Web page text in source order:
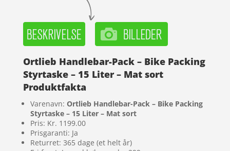
Ortlieb Handlebar-Pack – Bike Packing
Styrtaske – 15 Liter – Mat sort
Produktfakta
Varenavn: Ortlieb Handlebar-Pack – Bike Packing
Styrtaske – 15 Liter – Mat sort
Pris: Kr. 1199.00
Prisgaranti: Ja
Returret: 365 dage (et helt år)